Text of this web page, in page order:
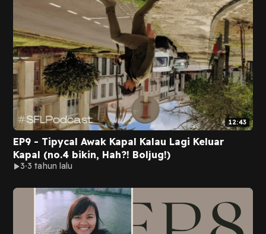
12:43
EP9 - Tipycal Awak Kapal Kalau Lagi Keluar
Kapal (no.4 bikin, Hah?! Boljug!)
3 3 tahun lalu